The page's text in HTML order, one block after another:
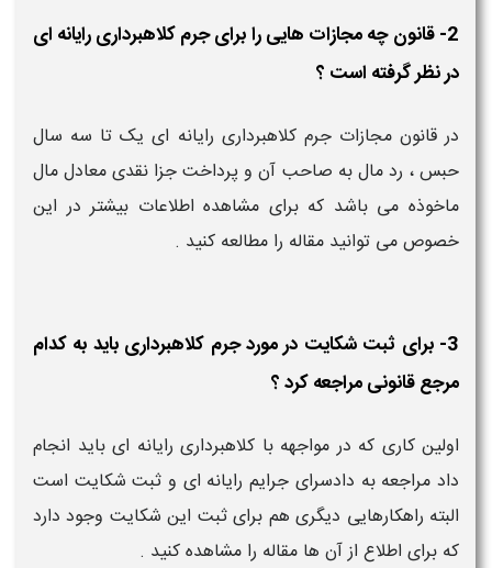
2- قانون چه مجازات هایی را برای جرم کلاهبرداری رایانه ای
در نظر گرفته است ؟
در قانون مجازات جرم کلاهبرداری رایانه ای یک تا سه سال
حبس ، رد مال به صاحب آن و پرداخت جزا نقدی معادل مال
ماخوذه می باشد که برای مشاهده اطلاعات بیشتر در این
خصوص می توانید مقاله را مطالعه کنید .
3- برای ثبت شکایت در مورد جرم کلاهبرداری باید به کدام
مرجع قانونی مراجعه کرد ؟
اولین کاری که در مواجهه با کلاهبرداری رایانه ای باید انجام
داد مراجعه به دادسرای جرایم رایانه ای و ثبت شکایت است
البته راهکارهایی دیگری هم برای ثبت این شکایت وجود دارد
که برای اطلاع از آن ها مقاله را مشاهده کنید .